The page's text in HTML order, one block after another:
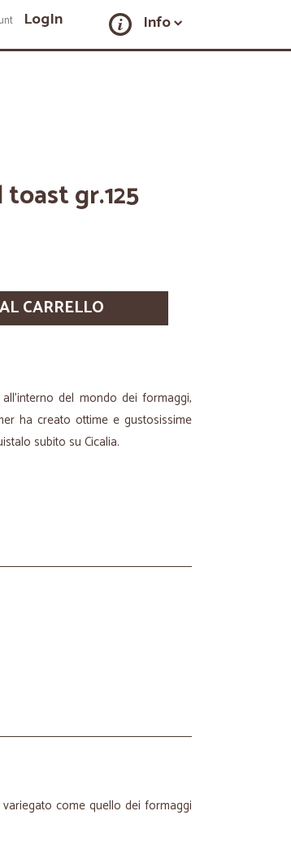
LogIn Info
gr.125
CARRELLO
del mondo dei formaggi,
ha creato ottime e gustosissime
subito su Cicalia.
come quello dei formaggi